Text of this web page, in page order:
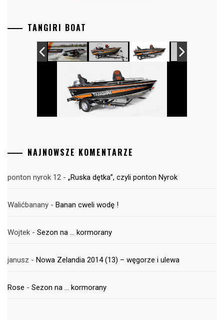
TANGIRI BOAT
NAJNOWSZE KOMENTARZE
ponton nyrok 12 - „Ruska dętka”, czyli ponton Nyrok
Walićbanany - Banan cweli wodę !
Wojtek - Sezon na … kormorany
janusz - Nowa Zelandia 2014 (13) – węgorze i ulewa
Rose - Sezon na … kormorany